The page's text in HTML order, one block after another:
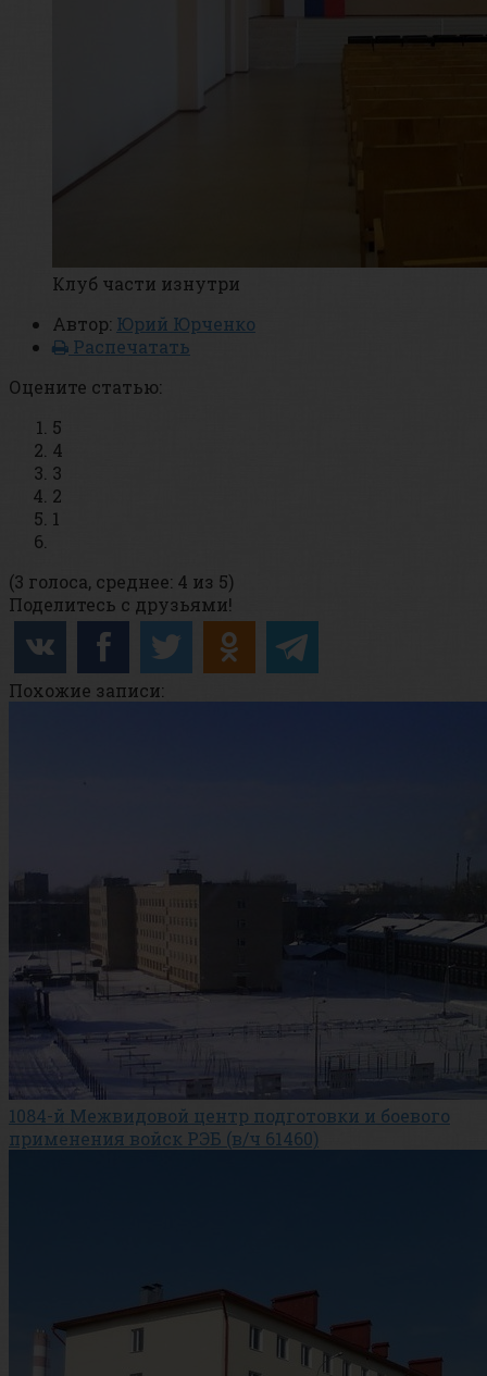
Клуб части изнутри
Автор: Юрий Юрченко
Распечатать
Оцените статью:
5
4
3
2
1
(3 голоса, среднее: 4 из 5)
Поделитесь с друзьями!
Похожие записи:
1084-й Межвидовой центр подготовки и боевого
применения войск РЭБ (в/ч 61460)